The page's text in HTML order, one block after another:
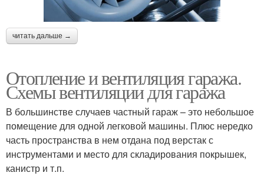
читать дальше →
Отопление и вентиляция гаража.
Схемы вентиляции для гаража
В большинстве случаев частный гараж – это небольшое
помещение для одной легковой машины. Плюс нередко
часть пространства в нем отдана под верстак с
инструментами и место для складирования покрышек,
канистр и т.п.